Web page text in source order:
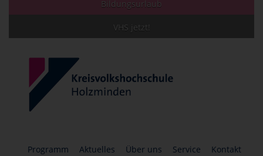
Bildungsurlaub
VHS jetzt!
Programm Aktuelles Über uns Service Kontakt